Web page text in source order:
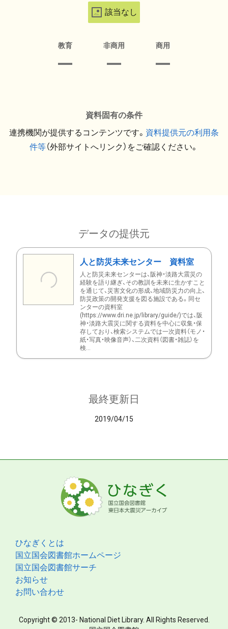
該当なし
教育 非商用 商用
資料固有の条件
連携機関が提供するコンテンツです。 資料提供元の利用条
件等（外部サイトへリンク）をご確認ください。
データの提供元
人と防災未来センター 資料室
人と防災未来センターは、阪神・淡路大震災の
経験を語り継ぎ、その教訓を未来に生かすこと
を通じて、災害文化の形成、地域防災力の向上、
防災政策の開発支援を図る施設である。同セ
ンターの資料室
(https://www.dri.ne.jp/library/guide/)では、阪
神・淡路大震災に関する資料を中心に収集・保
存しており、検索システムでは一次資料（モノ・
紙・写真・映像音声）、二次資料（図書・雑誌）を
検...
最終更新日
2019/04/15
ひなぎくとは
国立国会図書館ホームページ
国立国会図書館サーチ
お知らせ
お問い合わせ
Copyright © 2013- National Diet Library. All Rights Reserved.